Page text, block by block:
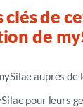
clés de
de
auprès de
pour leurs